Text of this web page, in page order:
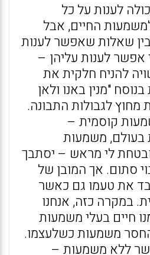
לענות על כל
החיים, אבל
שאלות שאפשר לענות
אפשר לענות עליהן –
להניח חלקית את
"מנין באנו ולאן
מחוץ לגבולות התבונה.
קוסמית –
משמעות
לי מראש – יסתבך
סתום. אך המובן של
את טעמו גם כאשר
במקרה כזה, אנחנו
חיים בעלי משמעות
משמעות כשלעצמו.
ללא משמעות –